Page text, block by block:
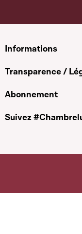
Informations
Transparence /
Abonnement
Suivez